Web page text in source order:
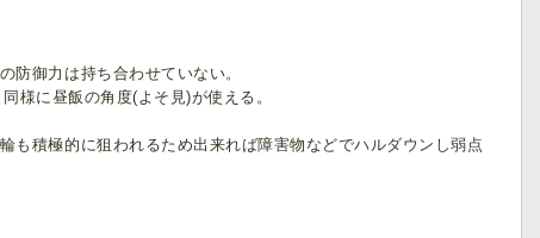
防御力は持ち合わせていない。
同様に昼飯の角度(よそ見)が使える。
も積極的に狙われるため出来れば障害物などでハルダウンし弱点